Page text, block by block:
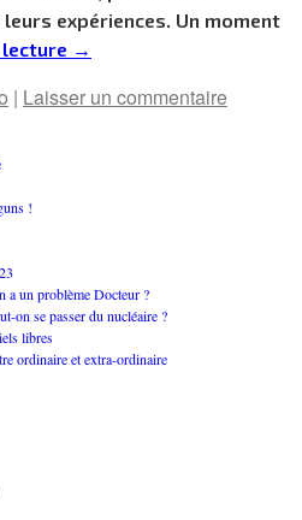
expériences. Un moment
lecture →
| Laisser un commentaire
!
un problème Docteur ?
on se passer du nucléaire ?
libres
ordinaire et extra-ordinaire